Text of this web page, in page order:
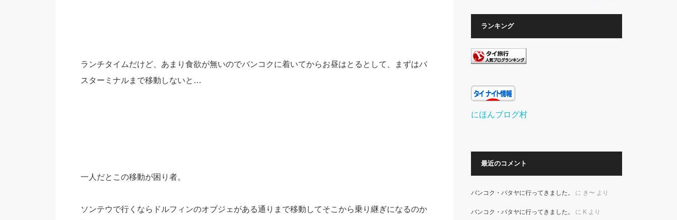
ランチタイムだけど、あまり食欲が無いのでバンコクに着いてからお昼はとるとして、まずはバ
スターミナルまで移動しないと…
一人だとこの移動が困り者。
ソンテウで行くならドルフィンのオブジェがある通りまで移動してそこから乗り継ぎになるのか
ランキング
にほんブログ村
最近のコメント
バンコク・パタヤに行ってきました。 に き〜 より
バンコク・パタヤに行ってきました。 に Kより